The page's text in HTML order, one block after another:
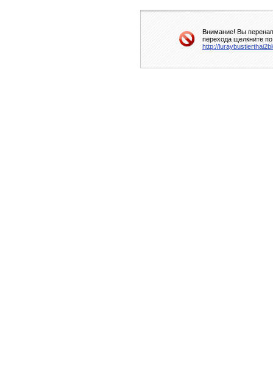
Внимание! Вы
перехода щелкните
http://